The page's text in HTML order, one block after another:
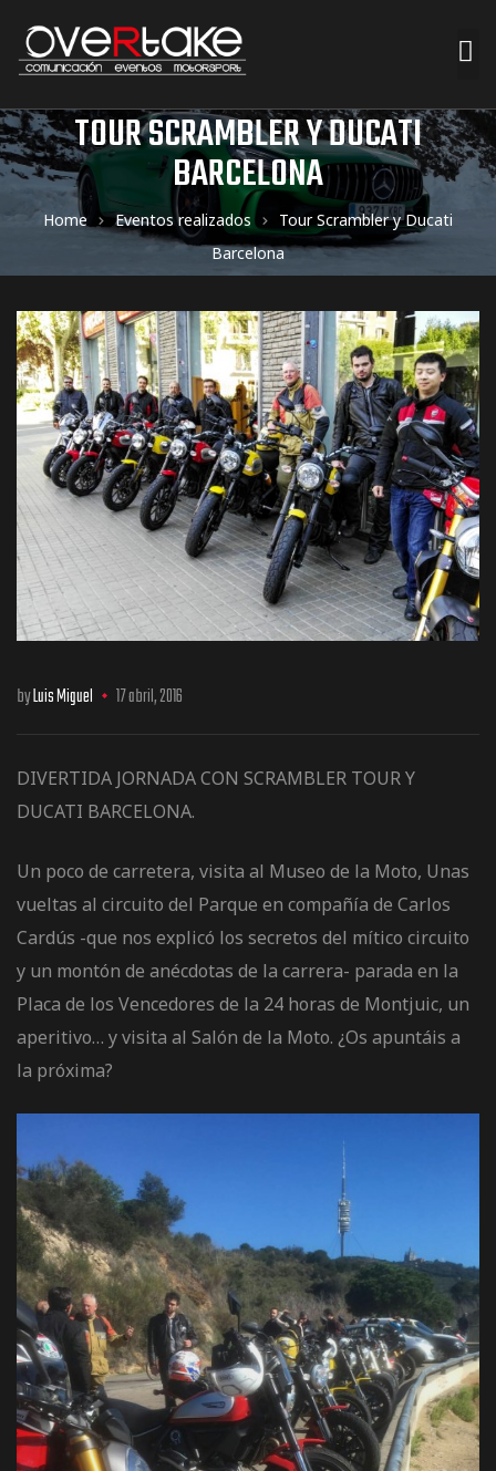
TOUR SCRAMBLER Y DUCATI
BARCELONA
Home Eventos realizados
Tour Scrambler y Ducati
Barcelona
byLuis Miguel 17 abril, 2016
DIVERTIDA JORNADA CON SCRAMBLER TOUR Y
DUCATI BARCELONA.
Un poco de carretera, visita al Museo de la Moto, Unas
vueltas al circuito del Parque en compañía de Carlos
Cardús -que nos explicó los secretos del mítico circuito
y un montón de anécdotas de la carrera- parada en la
Placa de los Vencedores de la 24 horas de Montjuic, un
aperitivo… y visita al Salón de la Moto. ¿Os apuntáis a
la próxima?
de
Racing
pista
Ruta
Tour